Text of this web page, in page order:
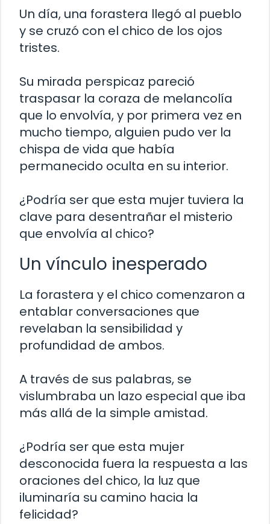
Un día, una forastera llegó al pueblo
y se cruzó con el chico de los ojos
tristes.
Su mirada perspicaz pareció
traspasar la coraza de melancolía
que lo envolvía, y por primera vez en
mucho tiempo, alguien pudo ver la
chispa de vida que había
permanecido oculta en su interior.
¿Podría ser que esta mujer tuviera la
clave para desentrañar el misterio
que envolvía al chico?
Un vínculo inesperado
La forastera y el chico comenzaron a
entablar conversaciones que
revelaban la sensibilidad y
profundidad de ambos.
A través de sus palabras, se
vislumbraba un lazo especial que iba
más allá de la simple amistad.
¿Podría ser que esta mujer
desconocida fuera la respuesta a las
oraciones del chico, la luz que
iluminaría su camino hacia la
felicidad?